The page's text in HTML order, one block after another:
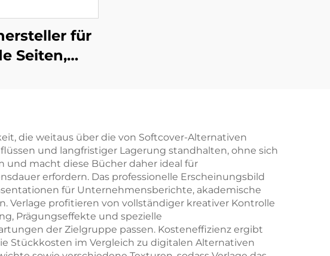
für
Seiten,
Druck
und
und
die weitaus über die von Softcover-Alternativen
und langfristiger Lagerung standhalten, ohne sich
und macht diese Bücher daher ideal für
erfordern. Das professionelle Erscheinungsbild
für Unternehmensberichte, akademische
Verlage profitieren von vollständiger kreativer Kontrolle
Prägungseffekte und spezielle
der Zielgruppe passen. Kosteneffizienz ergibt
Stückkosten im Vergleich zu digitalen Alternativen